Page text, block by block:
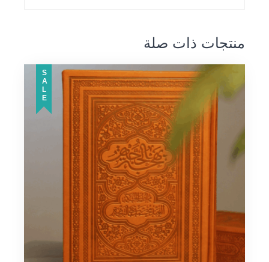
منتجات ذات صلة
SALE